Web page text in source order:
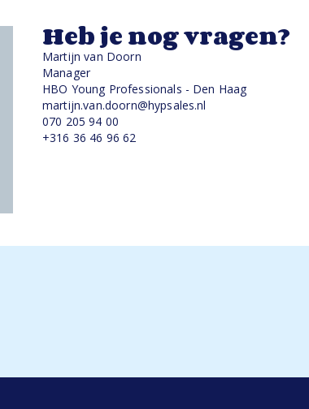
Heb je nog vragen?
Martijn van Doorn
Manager
HBO Young Professionals - Den Haag
martijn.van.doorn@hypsales.nl
070 205 94 00
+316 36 46 96 62